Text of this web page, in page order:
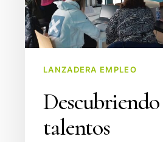
LANZADERA EMPLEO
Descubriendo
talentos